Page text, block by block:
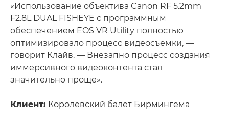
«Использование объектива Canon RF 5.2mm
F2.8L DUAL FISHEYE с программным
обеспечением EOS VR Utility полностью
оптимизировало процесс видеосъемки, —
говорит Клайв. — Внезапно процесс создания
иммерсивного видеоконтента стал
значительно проще».
Клиент: Королевский балет Бирмингема